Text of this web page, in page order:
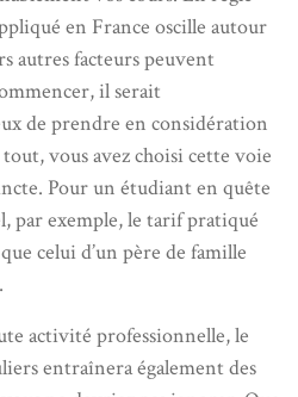
en France oscille autour
autres facteurs peuvent
il serait
de prendre en considération
vous avez choisi cette voie
Pour un étudiant en quête
par exemple, le tarif pratiqué
celui d’un père de famille
activité professionnelle, le
entraînera également des